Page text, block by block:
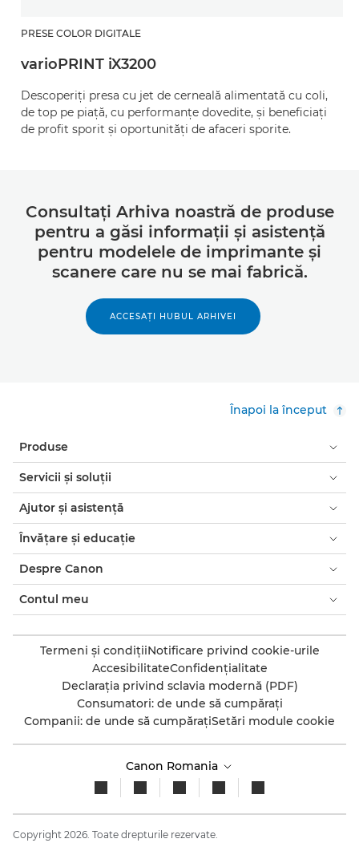
PRESE COLOR DIGITALE
varioPRINT iX3200
Descoperiţi presa cu jet de cerneală alimentată cu coli,
de top pe piaţă, cu performanţe dovedite, şi beneficiaţi
de profit sporit şi oportunităţi de afaceri sporite.
Consultaţi Arhiva noastră de produse
pentru a găsi informaţii şi asistenţă
pentru modelele de imprimante şi
scanere care nu se mai fabrică.
ACCESAŢI HUBUL ARHIVEI
Înapoi la început
Produse
Servicii şi soluţii
Ajutor şi asistenţă
Învăţare şi educaţie
Despre Canon
Contul meu
Termeni şi condiţiiNotificare privind cookie-urile
AccesibilitateConfidenţialitate
Declaraţia privind sclavia modernă (PDF)
Consumatori: de unde să cumpăraţi
Companii: de unde să cumpăraţiSetări module cookie
Canon Romania
Copyright 2026. Toate drepturile rezervate.